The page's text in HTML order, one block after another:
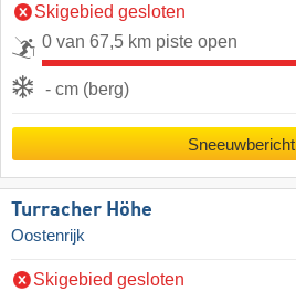
Skigebied gesloten
0 van 67,5 km piste open
- cm (berg)
Sneeuwbericht
Turracher Höhe
Oostenrijk
Skigebied gesloten